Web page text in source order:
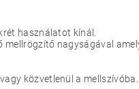
használatot kínál.
mellrögzítő nagyságával
közvetlenül a mellszívóba.